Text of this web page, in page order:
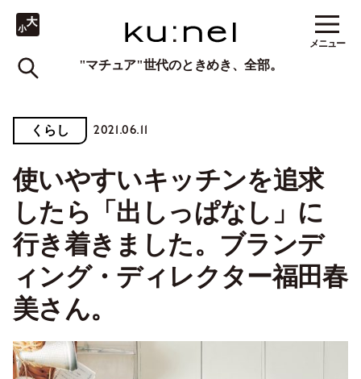
"マチュア"世代のときめき、全部。
メニュー
くらし 2021.06.11
使いやすいキッチンを追求
したら「出しっぱなし」に
行き着きました。ブランデ
ィング・ディレクター福田春
美さん。